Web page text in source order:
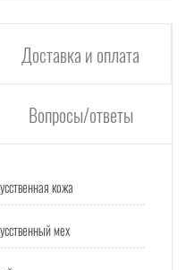
Доставка и оплата
Вопросы/ответы
кожа
мех